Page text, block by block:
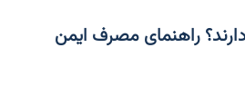
راهنمای مصرف ایمن